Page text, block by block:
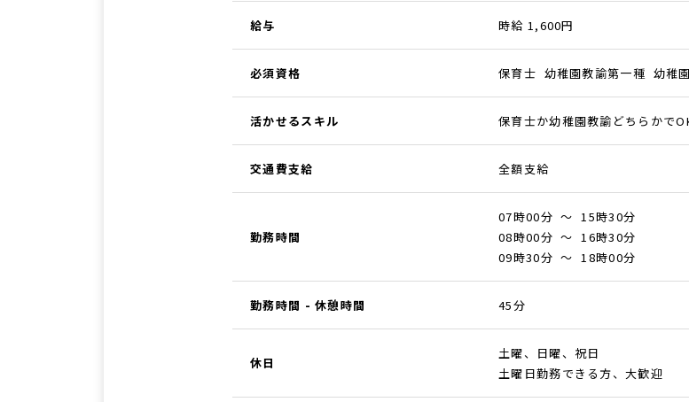
給与 時給 1,600円
必須資格 保育士 幼稚園教諭第一種 幼稚
活かせるスキル 保育士か幼稚園教諭どちらかで
交通費支給 全額支給
勤務時間
07時00分 ～ 15時30分
08時00分 ～ 16時30分
09時30分 ～ 18時00分
勤務時間 - 休憩時間 45分
休日
土曜、日曜、祝日
土曜日勤務できる方、大歓迎